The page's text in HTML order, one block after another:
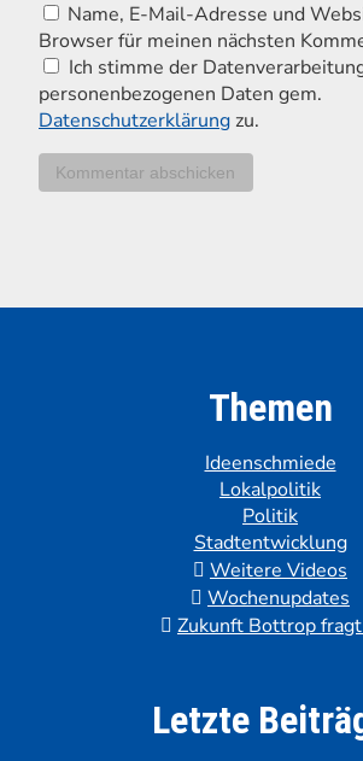
Name, E-Mail-Adresse und
Browser für meinen nächsten
Ich stimme der
personenbezogenen Daten gem.
Datenschutzerklärung zu.
Themen
Ideenschmiede
Lokalpolitik
Politik
Stadtentwicklung
Weitere Videos
Wochenupdates
Zukunft Bottrop
Letzte